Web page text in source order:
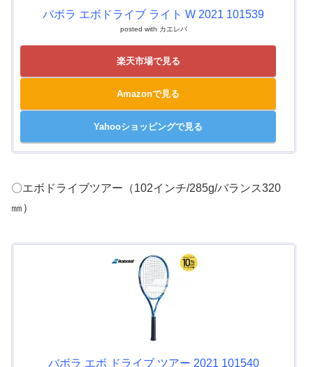
バボラ エボドライブ ライト W 2021 101539
posted with カエレバ
楽天市場で見る
Amazonで見る
Yahooショッピングで見る
〇エボドライブツアー（102インチ/285g/バランス320
㎜）
バボラ エボ ドライブ ツアー 2021 101540